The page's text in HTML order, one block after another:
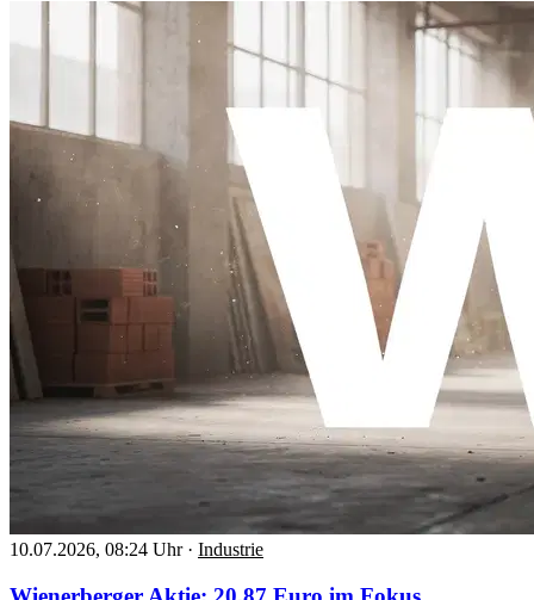
10.07.2026, 08:24 Uhr · Industrie